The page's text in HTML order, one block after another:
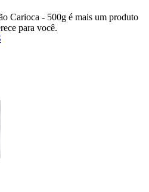
Carioca - 500g é mais um produto
para você.